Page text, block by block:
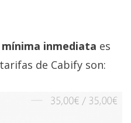
inmediata es
de Cabify son: